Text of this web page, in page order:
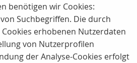
benötigen wir Cookies:
Suchbegriffen. Die durch
erhobenen Nutzerdaten
von Nutzerprofilen
der Analyse-Cookies erfolgt